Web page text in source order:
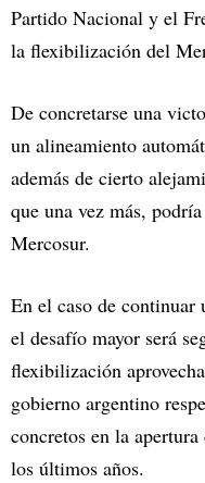
Partido Nacional y el
la flexibilización del
De concretarse una
un alineamiento
además de cierto
que una vez más,
Mercosur.
En el caso de continuar
el desafío mayor será
flexibilización
gobierno argentino
concretos en la
los últimos años.